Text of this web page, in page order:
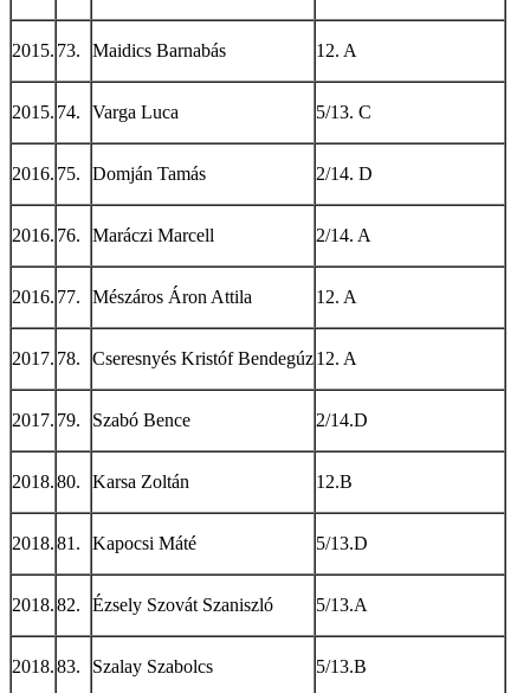
2015. 73. Maidics Barnabás 12. A
2015. 74. Varga Luca 5/13. C
2016. 75. Domján Tamás 2/14. D
2016. 76. Maráczi Marcell 2/14. A
2016. 77. Mészáros Áron Attila 12. A
2017. 78. Cseresnyés Kristóf Bendegúz12. A
2017. 79. Szabó Bence 2/14.D
2018.80. Karsa Zoltán 12.B
2018.81. Kapocsi Máté 5/13.D
2018.82. Ézsely Szovát Szaniszló 5/13.A
2018.83. Szalay Szabolcs 5/13.B